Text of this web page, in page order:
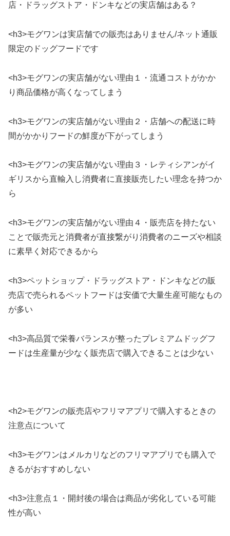
店・ドラッグストア・ドンキなどの実店舗はある？
<h3>モグワンは実店舗での販売はありません/ネット通販
限定のドッグフードです
<h3>モグワンの実店舗がない理由１・流通コストがかか
り商品価格が高くなってしまう
<h3>モグワンの実店舗がない理由２・店舗への配送に時
間がかかりフードの鮮度が下がってしまう
<h3>モグワンの実店舗がない理由３・レティシアンがイ
ギリスから直輸入し消費者に直接販売したい理念を持つか
ら
<h3>モグワンの実店舗がない理由４・販売店を持たない
ことで販売元と消費者が直接繋がり消費者のニーズや相談
に素早く対応できるから
<h3>ペットショップ・ドラッグストア・ドンキなどの販
売店で売られるペットフードは安価で大量生産可能なもの
が多い
<h3>高品質で栄養バランスが整ったプレミアムドッグフ
ードは生産量が少なく販売店で購入できることは少ない
<h2>モグワンの販売店やフリマアプリで購入するときの
注意点について
<h3>モグワンはメルカリなどのフリマアプリでも購入で
きるがおすすめしない
<h3>注意点１・開封後の場合は商品が劣化している可能
性が高い